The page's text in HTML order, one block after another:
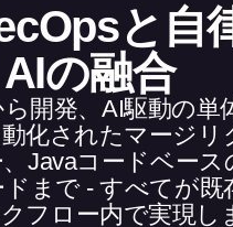
と自
AIの融合
開発、AI駆動の単
動化されたマージリ
、Javaコードベース
まで - すべてが既
フロー内で実現し